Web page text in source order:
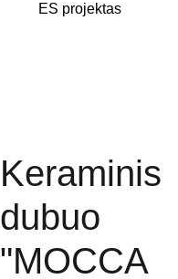
ES projektas
Keraminis
dubuo
"MOCCA